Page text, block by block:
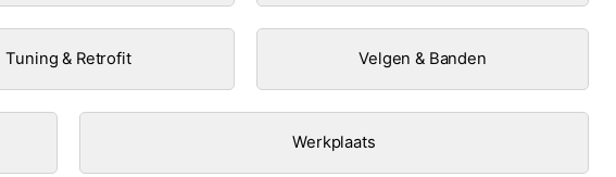
Tuning & Retrofit Velgen & Banden
Werkplaats